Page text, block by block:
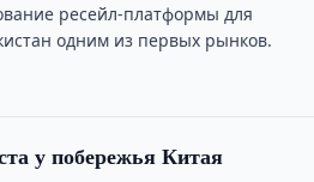
ресейл-платформы для
одним из первых рынков.
у побережья Китая